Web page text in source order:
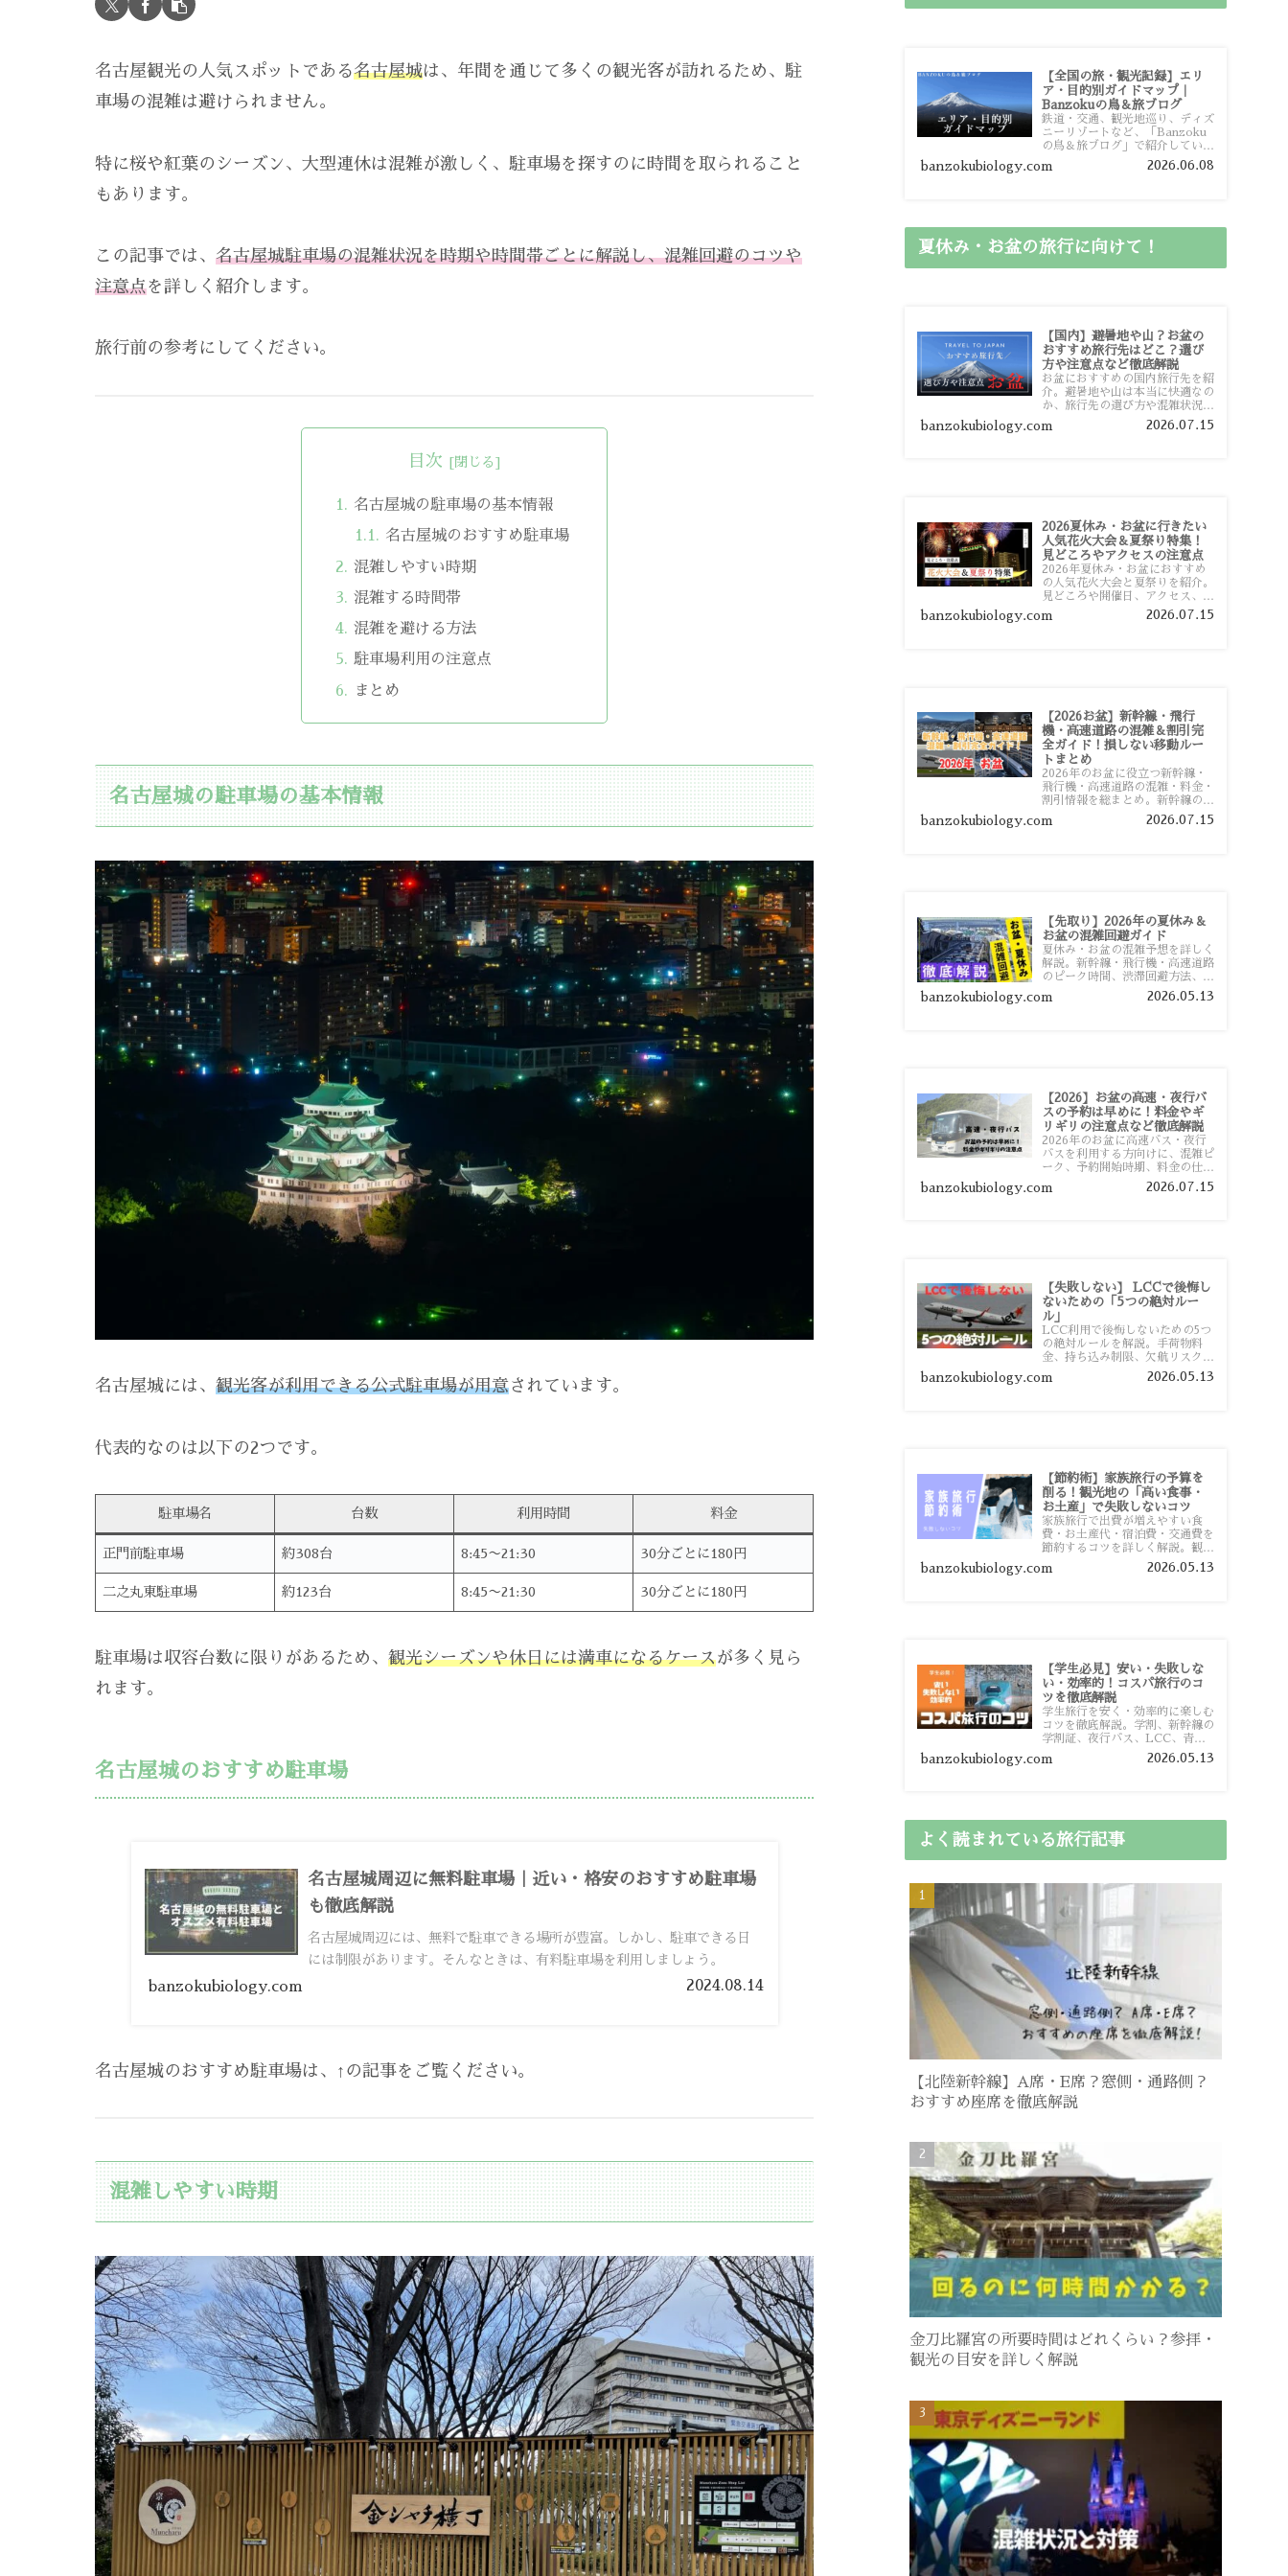
名古屋観光の人気スポットである名古屋城は、年間を通じて多くの観光客が訪れるため、駐
車場の混雑は避けられません。
特に桜や紅葉のシーズン、大型連休は混雑が激しく、駐車場を探すのに時間を取られること
もあります。
この記事では、 名古屋城駐車場の混雑状況を時期や時間帯ごとに解説し、混雑回避のコツや
注意点を詳しく紹介します。
旅行前の参考にしてください。
目次
名古屋城の駐車場の基本情報
名古屋城のおすすめ駐車場
混雑しやすい時期
混雑する時間帯
混雑を避ける方法
駐車場利用の注意点
まとめ
名古屋城の駐車場の基本情報
名古屋城には、 観光客が利用できる公式駐車場が用意されています。
代表的なのは以下の2つです。
駐車場名 台数 利用時間 料金
正門前駐車場 約308台 8:45〜21:30 30分ごとに180円
二之丸東駐車場 約123台 8:45〜21:30 30分ごとに180円
駐車場は収容台数に限りがあるため、 観光シーズンや休日には満車になるケースが多く見ら
れます。
名古屋城のおすすめ駐車場
名古屋城周辺に無料駐車場｜近い・格安のおすすめ駐車場
も徹底解説
名古屋城周辺には、無料で駐車できる場所が豊富。しかし、駐車できる日
には制限があります。そんなときは、有料駐車場を利用しましょう。
banzokubiology.com 2024.08.14
名古屋城のおすすめ駐車場は、↑の記事をご覧ください。
混雑しやすい時期
【全国の旅・観光記録】エリ
ア・目的別ガイドマップ｜
Banzokuの鳥＆旅ブログ
鉄道・交通、観光地巡り、ディズ
ニーリゾートなど、「Banzoku
の鳥＆旅ブログ」で紹介している
全国の旅行・観光記録をエリアや
目的別に整理しました。あなたが
banzokubiology.com 2026.06.08
夏休み・お盆の旅行に向けて！
【国内】避暑地や山？お盆の
おすすめ旅行先はどこ？選び
方や注意点など徹底解説
お盆におすすめの国内旅行先を紹
介。避暑地や山は本当に快適なの
か、旅行先の選び方や混雑状況、
注意点、比較的混雑を避けやすい
おすすめスポットまで旅行前に役
banzokubiology.com 2026.07.15
2026夏休み・お盆に行きたい
人気花火大会＆夏祭り特集！
見どころやアクセスの注意点
2026年夏休み・お盆におすすめ
の人気花火大会と夏祭りを紹介。
見どころや開催日、アクセス、混
雑対策、旅行前に知っておきたい
注意点をわかりやすく解説しま
banzokubiology.com 2026.07.15
【2026お盆】新幹線・飛行
機・高速道路の混雑＆割引完
全ガイド！損しない移動ルー
トまとめ
2026年のお盆に役立つ新幹線・
飛行機・高速道路の混雑・料金・
割引情報を総まとめ。新幹線の予
約や最繁忙期料金、飛行機を安く
予約するコツ、高速道路の休日割
banzokubiology.com 2026.07.15
【先取り】2026年の夏休み＆
お盆の混雑回避ガイド
夏休み・お盆の混雑予想を詳しく
解説。新幹線・飛行機・高速道路
のピーク時間、渋滞回避方法、混
雑しやすい観光地、交通手段別の
特徴まで旅行者向けに分かりやす
banzokubiology.com 2026.05.13
【2026】お盆の高速・夜行バ
スの予約は早めに！料金やギ
リギリの注意点など徹底解説
2026年のお盆に高速バス・夜行
バスを利用する方向けに、混雑ピ
ーク、予約開始時期、料金の仕組
み、キャンセル待ちのコツ、直前
予約の注意点まで詳しく解説しま
banzokubiology.com 2026.07.15
【失敗しない】 LCCで後悔し
ないための「5つの絶対ルー
ル」
LCC利用で後悔しないための5つ
の絶対ルールを解説。手荷物料
金、持ち込み制限、欠航リスク、
時間厳守など、格安航空会社を利
用する前に知っておきたい注意点
banzokubiology.com 2026.05.13
【節約術】家族旅行の予算を
削る！観光地の「高い食事・
お土産」で失敗しないコツ
家族旅行で出費が増えやすい食
費・お土産代・宿泊費・交通費を
節約するコツを詳しく解説。観光
地価格を避ける方法や、早割・ス
ーパー活用術、予算管理のポイン
banzokubiology.com 2026.05.13
【学生必見】安い・失敗しな
い・効率的！コスパ旅行のコ
ツを徹底解説
学生旅行を安く・効率的に楽しむ
コツを徹底解説。学割、新幹線の
学割証、夜行バス、LCC、青春
18きっぷ、レンタカー割り勘な
ど、学生向けの節約旅行術を詳し
banzokubiology.com 2026.05.13
よく読まれている旅行記事
【北陸新幹線】A席・E席？窓側・通路側？
おすすめ座席を徹底解説
金刀比羅宮の所要時間はどれくらい？参拝・
観光の目安を詳しく解説